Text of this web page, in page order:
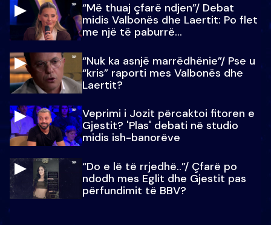
“Më thuaj çfarë ndjen”/ Debat
midis Valbonës dhe Laertit: Po flet
me një të paburrë...
“Nuk ka asnjë marrëdhënie”/ Pse u
“kris” raporti mes Valbonës dhe
Laertit?
Veprimi i Jozit përcaktoi fitoren e
Gjestit? 'Plas' debati në studio
midis ish-banorëve
“Do e lë të rrjedhë..”/ Çfarë po
ndodh mes Eglit dhe Gjestit pas
përfundimit të BBV?